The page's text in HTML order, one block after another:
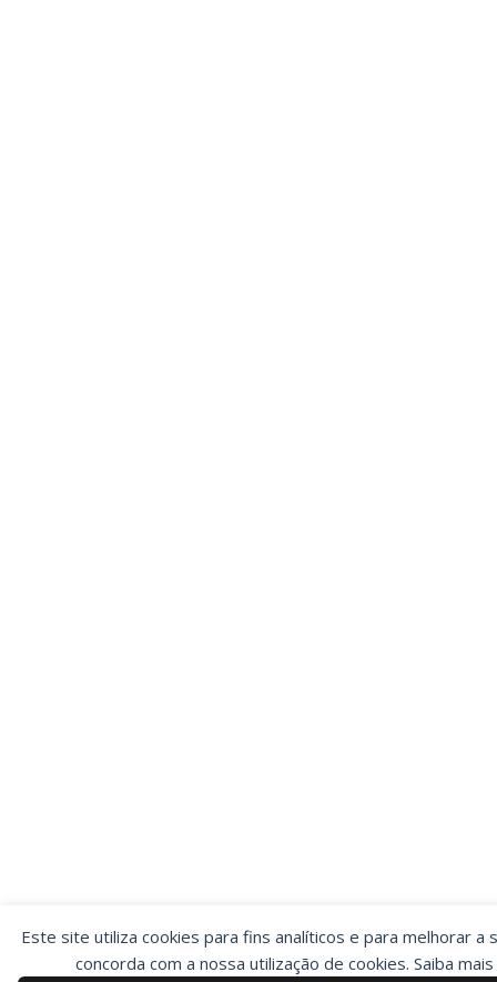
Este site utiliza cookies para fins analíticos e para melhorar a
concorda com a nossa utilização de cookies. Saiba